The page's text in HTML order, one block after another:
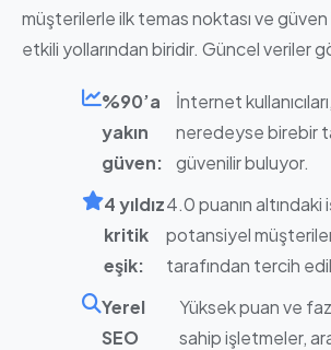
müşterilerle ilk temas noktası ve
etkili yollarından biridir. Güncel veriler
%90’a
yakın
güven:
İnternet
neredeyse birebir
güvenilir buluyor.
4 yıldız
kritik
eşik:
4.0 puanın altındaki
potansiyel
tarafından tercih
Yerel
SEO
Yüksek puan ve
sahip işletmeler,